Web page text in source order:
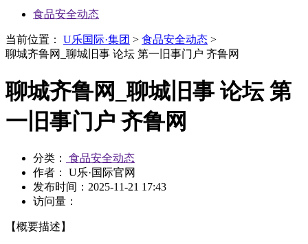
食品安全动态
当前位置： U乐国际·集团 > 食品安全动态 >
聊城齐鲁网_聊城旧事 论坛 第一旧事门户 齐鲁网
聊城齐鲁网_聊城旧事 论坛 第
一旧事门户 齐鲁网
分类：
食品安全动态
作者： U乐·国际官网
发布时间： 2025-11-21 17:43
访问量：
【概要描述】